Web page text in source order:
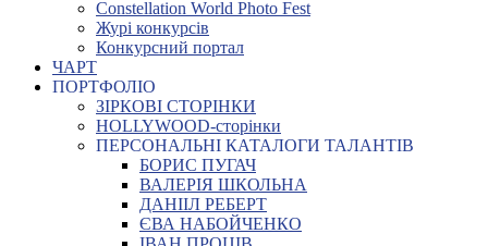
Constellation World Photo Fest
Журі конкурсів
Конкурсний портал
ЧАРТ
ПОРТФОЛІО
ЗІРКОВІ СТОРІНКИ
HOLLYWOOD-сторінки
ПЕРСОНАЛЬНІ КАТАЛОГИ ТАЛАНТІВ
БОРИС ПУГАЧ
ВАЛЕРІЯ ШКОЛЬНА
ДАНІІЛ РЕБЕРТ
ЄВА НАБОЙЧЕНКО